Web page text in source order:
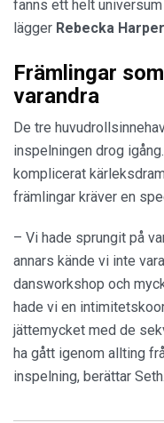
fanns ett helt
lägger Rebecka Harper
Främlingar
varandra
De tre
inspelningen drog
komplicerat
främlingar kräver en
– Vi hade sprungit på
annars kände vi inte
dansworkshop och
hade vi en
jättemycket med de
ha gått igenom allting
inspelning, berättar Seth.